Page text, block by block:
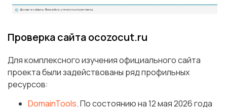
Проверка сайта ocozocut.ru
Для комплексного изучения официального сайта
проекта были задействованы ряд профильных
ресурсов:
DomainTools. По состоянию на 12 мая 2026 года